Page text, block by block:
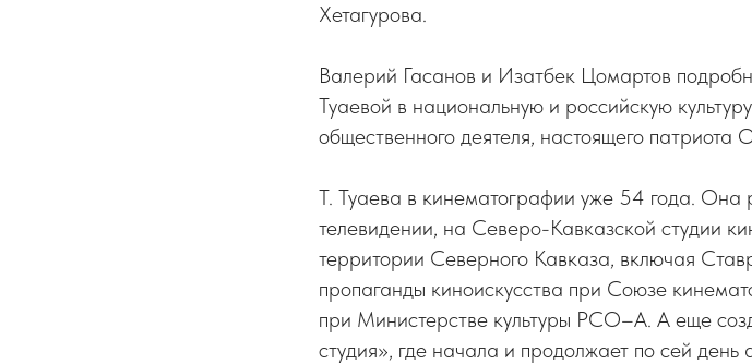
Хетагурова.
Валерий Гасанов и Изатбек Цомартов
Туаевой в национальную и российскую
общественного деятеля, настоящего патриота
Т. Туаева в кинематографии уже 54 года.
телевидении, на Северо-Кавказской студии
территории Северного Кавказа, включая
пропаганды киноискусства при Союзе
при Министерстве культуры РСО–А. А еще
студия», где начала и продолжает по сей